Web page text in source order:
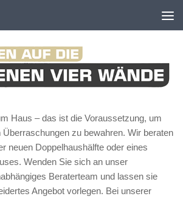
Haus – das ist die Voraussetzung, um
zu bewahren. Wir beraten
neuen Doppelhaushälfte oder eines
Wenden Sie sich an unser
Beraterteam und lassen sie
Angebot vorlegen. Bei unserer